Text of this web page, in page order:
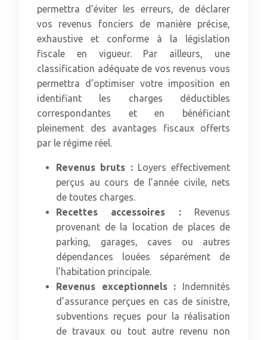
permettra d’éviter les erreurs, de déclarer
vos revenus fonciers de manière précise,
exhaustive et conforme à la législation
fiscale en vigueur. Par ailleurs, une
classification adéquate de vos revenus vous
permettra d’optimiser votre imposition en
identifiant les charges déductibles
correspondantes et en bénéficiant
pleinement des avantages fiscaux offerts
par le régime réel.
Revenus bruts : Loyers effectivement
perçus au cours de l’année civile, nets
de toutes charges.
Recettes accessoires : Revenus
provenant de la location de places de
parking, garages, caves ou autres
dépendances louées séparément de
l’habitation principale.
Revenus exceptionnels : Indemnités
d’assurance perçues en cas de sinistre,
subventions reçues pour la réalisation
de travaux ou tout autre revenu non